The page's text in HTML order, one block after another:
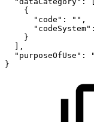
{
"code" : "" ,
"codeSystem" :
}
] ,
"purposeOfUse" :
}